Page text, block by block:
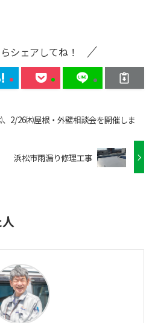
シェアしてね！
2/26㈭屋根・外壁相談会を開催しま
浜松市雨漏り修理工事